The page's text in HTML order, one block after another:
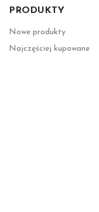
PRODUKTY
Nowe produkty
Najczęściej kupowane